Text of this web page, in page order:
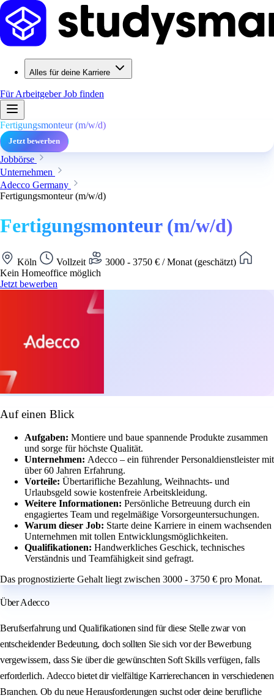
Alles für deine Karriere
Für ArbeitgeberJob finden
Fertigungsmonteur (m/w/d)
Jetzt bewerben
Jobbörse
Unternehmen
Adecco Germany
Fertigungsmonteur (m/w/d)
Fertigungsmonteur (m/w/d)
Köln Vollzeit
3000 - 3750 € / Monat (geschätzt)
Kein Homeoffice möglich
Jetzt bewerben
Auf einen Blick
Aufgaben: Montiere und baue spannende Produkte zusammen
und sorge für höchste Qualität.
Unternehmen: Adecco – ein führender Personaldienstleister mit
über 60 Jahren Erfahrung.
Vorteile: Übertarifliche Bezahlung, Weihnachts- und
Urlaubsgeld sowie kostenfreie Arbeitskleidung.
Weitere Informationen: Persönliche Betreuung durch ein
engagiertes Team und regelmäßige Vorsorgeuntersuchungen.
Warum dieser Job: Starte deine Karriere in einem wachsenden
Unternehmen mit tollen Entwicklungsmöglichkeiten.
Qualifikationen: Handwerkliches Geschick, technisches
Verständnis und Teamfähigkeit sind gefragt.
Das prognostizierte Gehalt liegt zwischen 3000 - 3750 € pro Monat.
Über Adecco
Berufserfahrung und Qualifikationen sind für diese Stelle zwar von
entscheidender Bedeutung, doch sollten Sie sich vor der Bewerbung
vergewissern, dass Sie über die gewünschten Soft Skills verfügen, falls
erforderlich. Adecco bietet dir vielfältige Karrierechancen in verschiedenen
Branchen. Ob du neue Herausforderungen suchst oder deine berufliche